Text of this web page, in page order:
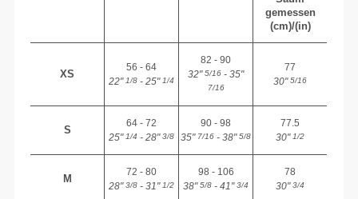
gemessen
(cm)/(in)
XS
56 - 64
22"1/8 - 25"1/4
82 - 90
32"5/16 - 35"
7/16
77
30"5/16
S
64 - 72
25"1/4 - 28"3/8
90 - 98
35"7/16 - 38"5/8
77.5
30"1/2
M
72 - 80
28"3/8 - 31"1/2
98 - 106
38"5/8 - 41"3/4
78
30"3/4